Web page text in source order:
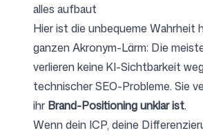
alles aufbaut
Hier ist die unbequeme Wahrheit
ganzen Akronym-Lärm: Die
verlieren keine KI-Sichtbarkeit
technischer SEO-Probleme. Sie
ihr Brand-Positioning unklar ist.
Wenn dein ICP, deine